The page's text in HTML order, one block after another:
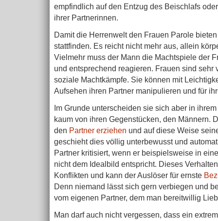
empfindlich auf den Entzug des Beischlafs
ihrer Partnerinnen.
Damit die Herrenwelt den Frauen Parole
stattfinden. Es reicht nicht mehr aus, allein
Vielmehr muss der Mann die Machtspiele der
und entsprechend reagieren. Frauen sind sehr
soziale Machtkämpfe. Sie können mit
Aufsehen ihren Partner manipulieren und für
Im Grunde unterscheiden sie sich aber in
kaum von ihren Gegenstücken, den Männern.
den Partner erziehen und auf diese Weise
geschieht dies völlig unterbewusst und
Partner kritisiert, wenn er beispielsweise in
nicht dem Idealbild entspricht. Dieses
Konflikten und kann der Auslöser für ernste
Denn niemand lässt sich gern verbiegen und
vom eigenen Partner, dem man bereitwillig
Man darf auch nicht vergessen, dass ein